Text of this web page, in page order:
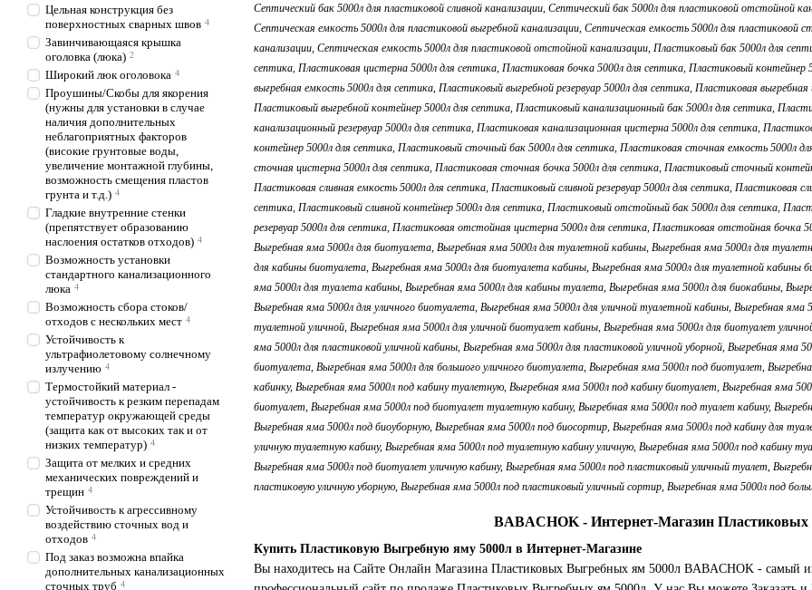
BABACHOK - Интернет-Магазин
Купить Пластиковую Выгребную яму 5000л в Интернет-Магазине
Вы находитесь на Сайте Онлайн Магазина Пластиковых Выгребных ям 5000л BABACHOK - самый
Цельная конструкция без
поверхностных сварных швов 4
Завинчивающаяся крышка
оголовка (люка) 2
Широкий люк оголовока 4
Проушины/Скобы для якорения
(нужны для установки в случае
наличия дополнительных
неблагоприятных факторов
(високие грунтовые воды,
увеличение монтажной глубины,
возможность смещения пластов
грунта и т.д.) 4
Гладкие внутренние стенки
(препятствует образованию
наслоения остатков отходов) 4
Возможность установки
стандартного канализационного
люка 4
Возможность сбора стоков/
отходов с нескольких мест 4
Устойчивость к
ультрафиолетовому солнечному
излучению 4
Термостойкий материал -
устойчивость к резким перепадам
температур окружающей среды
(защита как от высоких так и от
низких температур) 4
Защита от мелких и средних
механических повреждений и
трещин 4
Устойчивость к агрессивному
воздействию сточных вод и
отходов 4
Под заказ возможна впайка
дополнительных канализационных
сточных труб 4